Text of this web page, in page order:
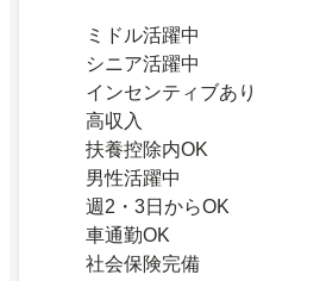
ミドル活躍中
シニア活躍中
インセンティブあり
高収入
扶養控除内OK
男性活躍中
週2・3日からOK
車通勤OK
社会保険完備